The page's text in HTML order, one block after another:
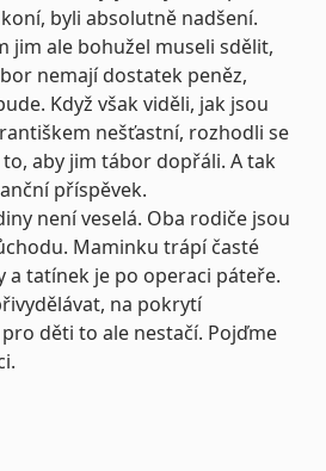
byli absolutně nadšení.
jim ale bohužel museli sdělit,
nemají dostatek peněz,
Když však viděli, jak jsou
nešťastní, rozhodli se
aby jim tábor dopřáli. A tak
příspěvek.
není veselá. Oba rodiče jsou
Maminku trápí časté
a tatínek je po operaci páteře.
na pokrytí
děti to ale nestačí. Pojďme